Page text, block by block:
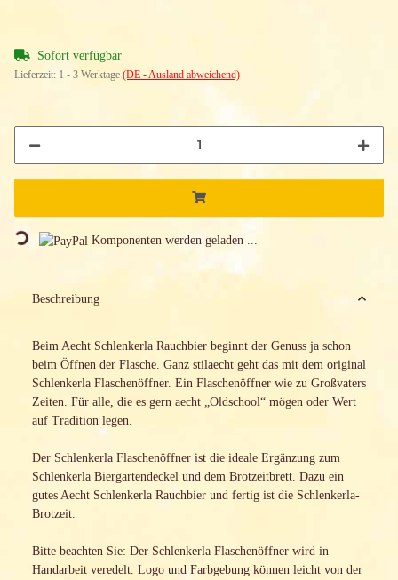
Sofort verfügbar
Lieferzeit: 1 - 3 Werktage (DE - Ausland abweichend)
Loading... Komponenten werden geladen ...
Beschreibung
Beim Aecht Schlenkerla Rauchbier beginnt der Genuss ja schon
beim Öffnen der Flasche. Ganz stilaecht geht das mit dem original
Schlenkerla Flaschenöffner. Ein Flaschenöffner wie zu Großvaters
Zeiten. Für alle, die es gern aecht „Oldschool“ mögen oder Wert
auf Tradition legen.
Der Schlenkerla Flaschenöffner ist die ideale Ergänzung zum
Schlenkerla Biergartendeckel und dem Brotzeitbrett. Dazu ein
gutes Aecht Schlenkerla Rauchbier und fertig ist die Schlenkerla-
Brotzeit.
Bitte beachten Sie: Der Schlenkerla Flaschenöffner wird in
Handarbeit veredelt. Logo und Farbgebung können leicht von der